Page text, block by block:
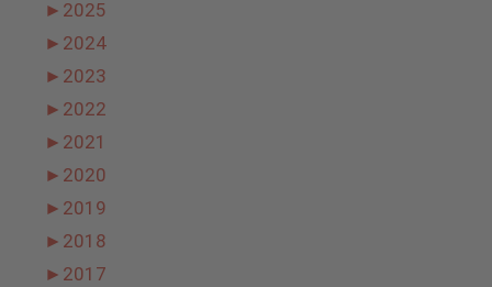
► 2025
► 2024
► 2023
► 2022
► 2021
► 2020
► 2019
► 2018
► 2017